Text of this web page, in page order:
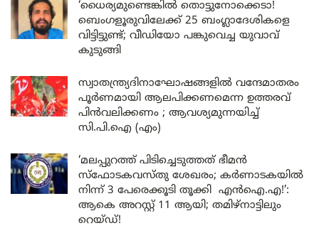
‘ധൈര്യമുണ്ടെങ്കിൽ തൊട്ടുനോക്കെടാ!
ബെംഗളൂരുവിലേക്ക് 25 ബംഗ്ലാദേശികളെ
വിട്ടിട്ടുണ്ട്; വീഡിയോ പങ്കുവെച്ച യുവാവ്
കുടുങ്ങി
സ്വാതന്ത്ര്യദിനാഘോഷങ്ങളിൽ വന്ദേമാതരം
പൂർണമായി ആലപിക്കണമെന്ന ഉത്തരവ്
പിൻവലിക്കണം ; ആവശ്യമുന്നയിച്ച്
സി.പി.ഐ (എം)
‘മലപ്പുറത്ത് പിടിച്ചെടുത്തത് ഭീമൻ
സ്ഫോടകവസ്തു ശേഖരം; കർണാടകയിൽ
നിന്ന് 3 പേരെക്കൂടി തൂക്കി എൻഐ.എ!’:
ആകെ അറസ്റ്റ് 11 ആയി; തമിഴ്‌നാട്ടിലും
റെയ്ഡ്!